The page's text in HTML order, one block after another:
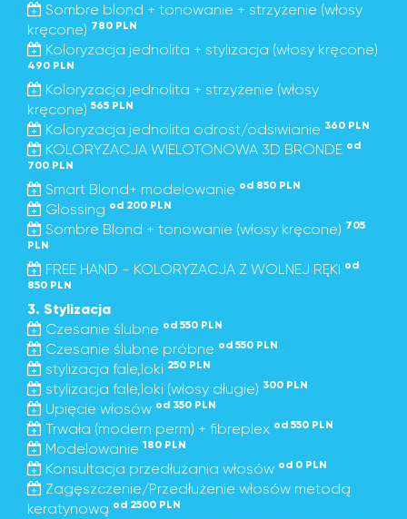
Sombre blond + tonowanie + strzyżenie (włosy
kręcone) 780 PLN
Koloryzacja jednolita + stylizacja (włosy kręcone)
490 PLN
Koloryzacja jednolita + strzyżenie (włosy
kręcone) 565 PLN
Koloryzacja jednolita odrost/odsiwianie 360 PLN
KOLORYZACJA WIELOTONOWA 3D BRONDE od
700 PLN
Smart Blond+ modelowanie od 850 PLN
Glossing od 200 PLN
Sombre Blond + tonowanie (włosy kręcone) 705
PLN
FREE HAND - KOLORYZACJA Z WOLNEJ RĘKI od
850 PLN
3. Stylizacja
Czesanie ślubne od 550 PLN
Czesanie ślubne próbne od 550 PLN
stylizacja fale,loki 250 PLN
stylizacja fale,loki (włosy długie) 300 PLN
Upięcie włosów od 350 PLN
Trwała (modern perm) + fibreplex od 550 PLN
Modelowanie 180 PLN
Konsultacja przedłużania włosów od 0 PLN
Zagęszczenie/Przedłużenie włosów metodą
keratynową od 2500 PLN